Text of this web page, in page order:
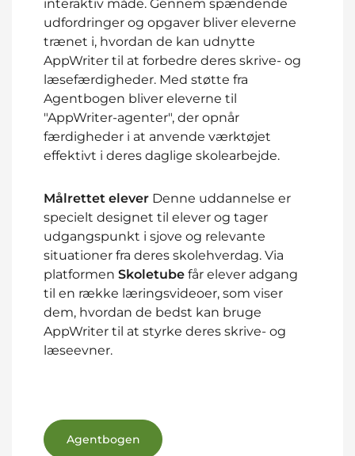
interaktiv måde. Gennem spændende
udfordringer og opgaver bliver eleverne
trænet i, hvordan de kan udnytte
AppWriter til at forbedre deres skrive- og
læsefærdigheder. Med støtte fra
Agentbogen bliver eleverne til
"AppWriter-agenter", der opnår
færdigheder i at anvende værktøjet
effektivt i deres daglige skolearbejde.
Målrettet elever Denne uddannelse er
specielt designet til elever og tager
udgangspunkt i sjove og relevante
situationer fra deres skolehverdag. Via
platformen Skoletube får elever adgang
til en række læringsvideoer, som viser
dem, hvordan de bedst kan bruge
AppWriter til at styrke deres skrive- og
læseevner.
Agentbogen